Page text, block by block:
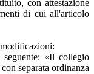
con attestazione
di cui all'articolo
«Il collegio
separata ordinanza